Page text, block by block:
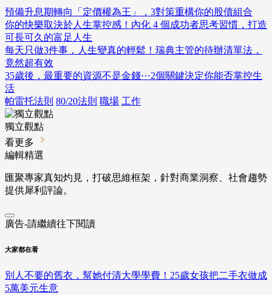
預備升息期轉向「定價權為王」，3對策重構你的股債組合
你的快樂取決於人生掌控感！內化 4 個成功者思考習慣，打造
可長可久的富足人生
每天只做3件事，人生變真的輕鬆！瑞典主管的待辦清單法，
竟然超有效
35歲後，最重要的資源不是金錢⋯2個關鍵決定你能否掌控生
活
帕雷托法則 80/20法則 職場 工作
獨立觀點
看更多
編輯精選
匯聚專家真知灼見，打破思維框架，針對商業洞察、社會趨勢
提供犀利評論。
廣告-請繼續往下閱讀
大家都在看
別人不要的舊衣，幫她付清大學學費！25歲女孩把二手衣做成
5萬美元生意